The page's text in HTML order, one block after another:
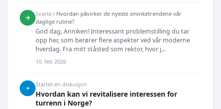
→ Svarte i Hvordan påvirker de nyeste sminketrendene vår
daglige rutine?
God dag, Anniken! Interessant problemstilling du tar
opp her, som berører flere aspekter ved vår moderne
hverdag. Fra mitt ståsted som rektor, hvor j...
10. feb 2026
+ Startet en diskusjon
Hvordan kan vi revitalisere interessen for
turrenn i Norge?